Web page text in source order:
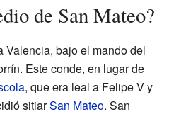
de San Mateo?
Valencia, bajo el mando del
Este conde, en lugar de
, que era leal a Felipe V y
sitiarSan Mateo. San